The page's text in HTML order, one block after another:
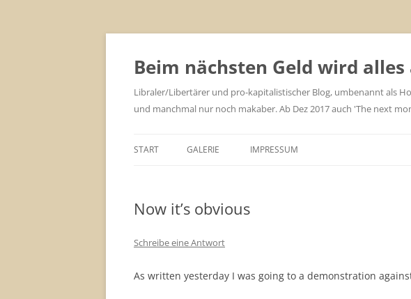
Zum
springen
Beim nächsten Geld wird alles
Libraler/Libertärer und pro-kapitalistischer Blog, umbenannt als
und manchmal nur noch makaber. Ab Dez 2017 auch 'The next
START GALERIE IMPRESSUM
Now it’s obvious
Schreibe eine Antwort
As written yesterday I was going to a demonstration